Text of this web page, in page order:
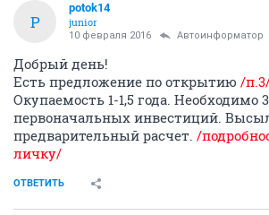
P
potok14
junior
10 февраля 2016 Автоинформатор
Добрый день!
Есть предложение по открытию /
Окупаемость 1-1,5 года. Необходимо
первоначальных инвестиций.
предварительный расчет. /
личку/
ОТВЕТИТЬ